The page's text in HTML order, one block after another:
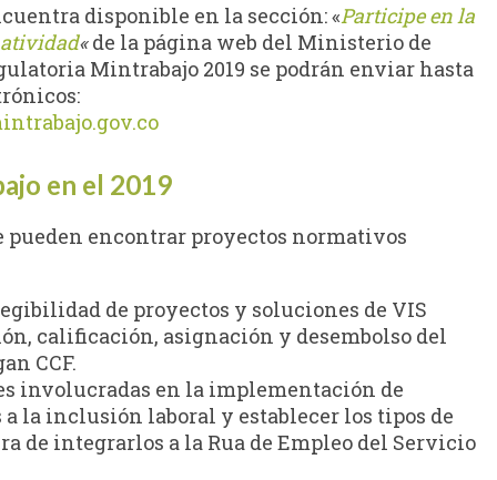
disponible en la sección: «Participe en la
«de la página web del Ministerio de
Mintrabajo 2019 se podrán enviar hasta
en el 2019
pueden encontrar proyectos normativos
de proyectos y soluciones de VIS
calificación, asignación y desembolso del
CCF.
involucradas en la implementación de
la inclusión laboral y establecer los tipos de
de integrarlos a la Rua de Empleo del Servicio